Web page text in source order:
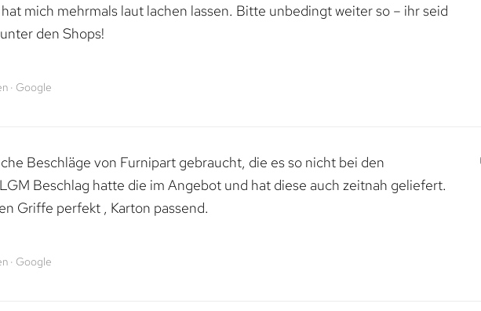
mich mehrmals laut lachen lassen. Bitte unbedingt weiter so – ihr seid
den Shops!
· Google
Beschläge von Furnipart gebraucht, die es so nicht bei den
Beschlag hatte die im Angebot und hat diese auch zeitnah geliefert.
Griffe perfekt , Karton passend.
· Google